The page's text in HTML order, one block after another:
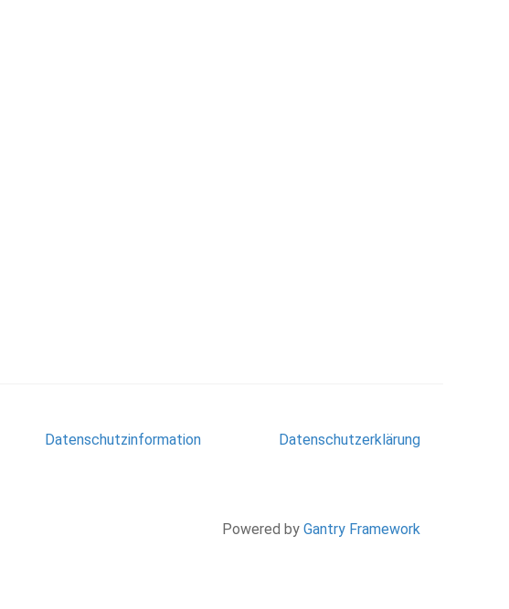
Datenschutzinformation Datenschutzerklärung
Powered by Gantry Framework